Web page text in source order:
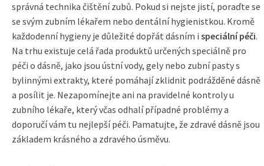
správná technika čištění zubů. Pokud si nejste jistí, poraďte se
se svým zubním lékařem nebo dentální hygienistkou. Kromě
každodenní hygieny je důležité dopřát dásním i speciální péči.
Na trhu existuje celá řada produktů určených speciálně pro
péči o dásně, jako jsou ústní vody, gely nebo zubní pasty s
bylinnými extrakty, které pomáhají zklidnit podrážděné dásně
a posílit je. Nezapomínejte ani na pravidelné kontroly u
zubního lékaře, který včas odhalí případné problémy a
doporučí vám tu nejlepší péči. Pamatujte, že zdravé dásně jsou
základem krásného a zdravého úsměvu.